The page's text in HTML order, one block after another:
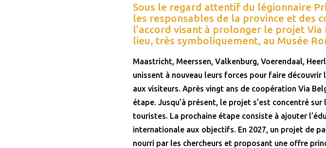
Sous le regard attentif du légionnaire
les responsables de la province et des
l’accord visant à prolonger le projet Via
lieu, très symboliquement, au Musée
Maastricht, Meerssen, Valkenburg, Voerendaal,
unissent à nouveau leurs forces pour faire
aux visiteurs. Après vingt ans de coopération Via
étape. Jusqu’à présent, le projet s’est concentré
touristes. La prochaine étape consiste à ajouter
internationale aux objectifs. En 2027, un projet de
nourri par les chercheurs et proposant une offre